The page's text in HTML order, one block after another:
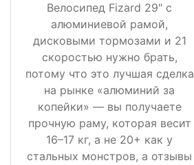
Велосипед Fizard 29" с
алюминиевой рамой,
дисковыми тормозами и 21
скоростью нужно брать,
потому что это лучшая сделка
на рынке «алюминий за
копейки» — вы получаете
прочную раму, которая весит
16–17 кг, а не 20+ как у
стальных монстров, а отзывы